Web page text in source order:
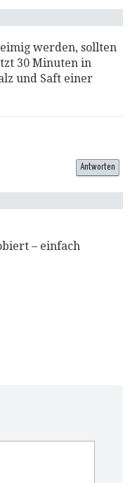
werden, sollten
30 Minuten in
und Saft einer
– einfach
Antworten